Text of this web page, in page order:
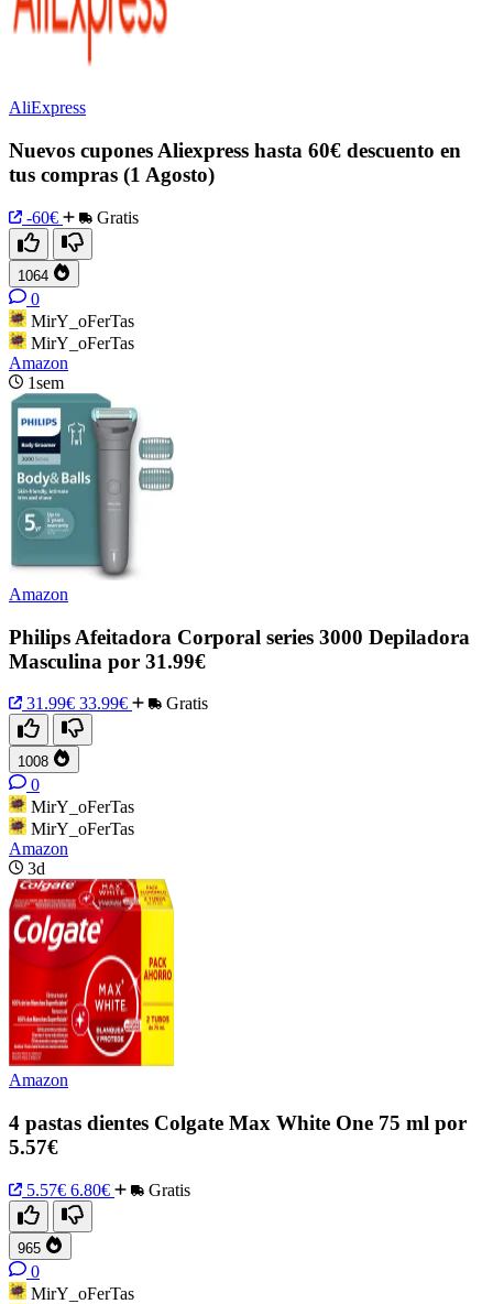
AliExpress
Nuevos cupones Aliexpress hasta 60€ descuento en
tus compras (1 Agosto)
-60€ Gratis
1064
0
MirY_oFerTas
MirY_oFerTas
Amazon
1sem
Amazon
Philips Afeitadora Corporal series 3000 Depiladora
Masculina por 31.99€
31.99€ 33.99€ Gratis
1008
0
MirY_oFerTas
MirY_oFerTas
Amazon
3d
Amazon
4 pastas dientes Colgate Max White One 75 ml por
5.57€
5.57€ 6.80€ Gratis
965
0
MirY_oFerTas